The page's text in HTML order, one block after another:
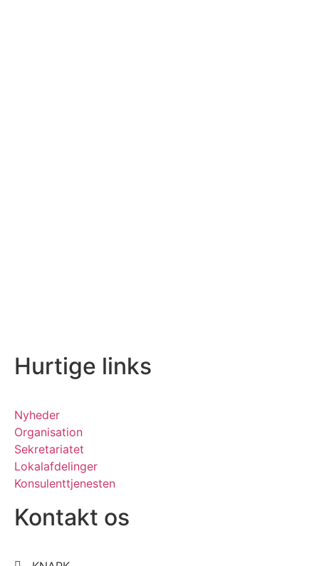
Hurtige links
Nyheder
Organisation
Sekretariatet
Lokalafdelinger
Konsulenttjenesten
Kontakt os